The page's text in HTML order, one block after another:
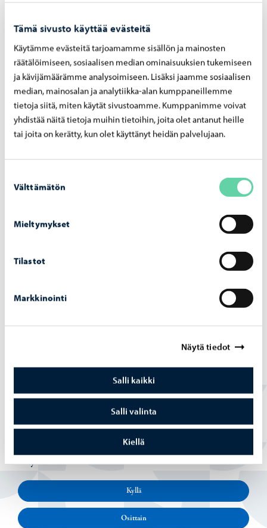
Tämä sivusto käyttää evästeitä
Käytämme evästeitä tarjoamamme sisällön ja mainosten
räätälöimiseen, sosiaalisen median ominaisuuksien tukemiseen
ja kävijämäärämme analysoimiseen. Lisäksi jaamme sosiaalisen
median, mainosalan ja analytiikka-alan kumppaneillemme
tietoja siitä, miten käytät sivustoamme. Kumppanimme voivat
yhdistää näitä tietoja muihin tietoihin, joita olet antanut heille
tai joita on kerätty, kun olet käyttänyt heidän palvelujaan.
valinta
Välttämätön
Mieltymykset
Tilastot
Markkinointi
Näytä tiedot
Salli kaikki
Salli valinta
Kiellä
Asuminen ja ympäristö -05.08.2026
Hu­le­ve­si­mak­su­jen las­ku­tus alkaa syys­kuus­sa
– mak­su­pe­rus­tei­ta on uu­dis­tet­tu vuo­del­le
2026
vis­te­taan hait­ta­si­vus­to­jen la­taa­mi­sen es­tä­
Löysitkö etsimäsi tiedon tältä sivulta?
Kyllä
Osittain